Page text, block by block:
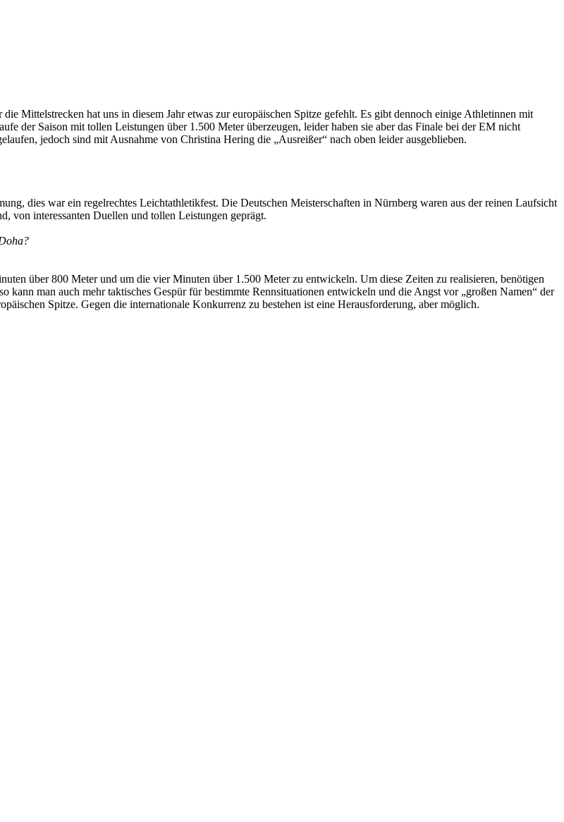
Mittelstrecken hat uns in diesem Jahr etwas zur europäischen Spitze gefehlt. Es gibt dennoch einige Athletinnen mit
der Saison mit tollen Leistungen über 1.500 Meter überzeugen, leider haben sie aber das Finale bei der EM nicht
jedoch sind mit Ausnahme von Christina Hering die „Ausreißer“ nach oben leider ausgeblieben.
dies war ein regelrechtes Leichtathletikfest. Die Deutschen Meisterschaften in Nürnberg waren aus der reinen Laufsicht
von interessanten Duellen und tollen Leistungen geprägt.
über 800 Meter und um die vier Minuten über 1.500 Meter zu entwickeln. Um diese Zeiten zu realisieren, benötigen
man auch mehr taktisches Gespür für bestimmte Rennsituationen entwickeln und die Angst vor „großen Namen“ der
Spitze. Gegen die internationale Konkurrenz zu bestehen ist eine Herausforderung, aber möglich.